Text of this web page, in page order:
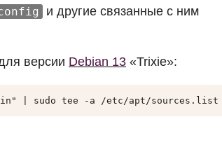
и другие связанные с ним
версии Debian 13 «Trixie»:
| sudo tee -a /etc/apt/sources.list